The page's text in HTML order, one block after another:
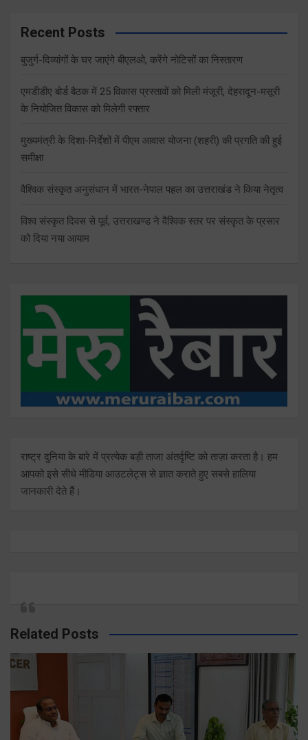
Recent Posts
बुजुर्ग-दिव्यांगों के घर जाएंगे बीएलओ, करेंगे नोटिसों का निस्तारण
एमडीडीए बोर्ड बैठक में 25 विकास प्रस्तावों को मिली मंजूरी, देहरादून-मसूरी
के नियोजित विकास को मिलेगी रफ्तार
मुख्यमंत्री के दिशा-निर्देशों में पीएम आवास योजना (शहरी) की प्रगति की हुई
समीक्षा
वैश्विक संस्कृत अनुसंधान में भारत-नेपाल पहल का उत्तराखंड ने किया नेतृत्व
विश्व संस्कृत दिवस से पूर्व, उत्तराखण्ड ने वैश्विक स्तर पर संस्कृत के प्रसार
को दिया नया आयाम
राष्ट्र दुनिया के बारे में प्रत्येक बड़ी ताजा अंतर्दृष्टि को ताज़ा करता है। हम
आपको इसे सीधे मीडिया आउटलेट्स से ज्ञात कराते हुए सबसे हालिया
जानकारी देते हैं।
Related Posts